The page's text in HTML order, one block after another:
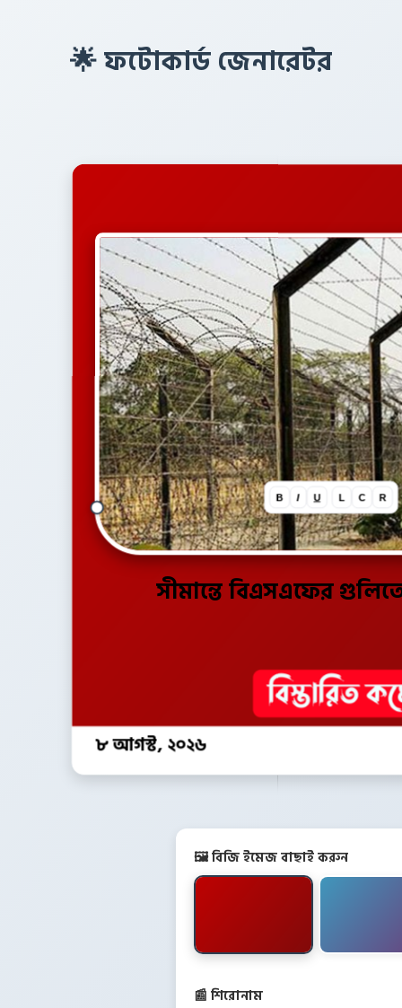
🌟 ফটোকার্ড জেনারেটর
সীমান্তে বিএসএফের
৮ আগস্ট, ২০২৬
B I U L C R
🖼️ বিজি ইমেজ বাছাই করুন
📰 শিরোনাম